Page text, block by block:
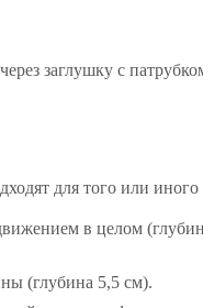
заглушку с
для того или
в целом
(глубина 5,5 см).